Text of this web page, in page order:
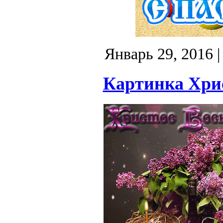
Январь 29, 2016
Картинка